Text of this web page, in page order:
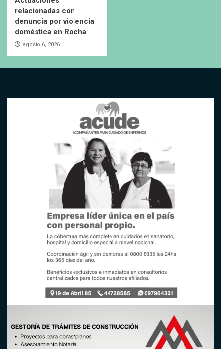
relacionadas con
denuncia por violencia
doméstica en Rocha
agosto 6, 2026